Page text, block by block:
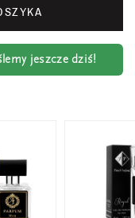
jeszcze dziś!